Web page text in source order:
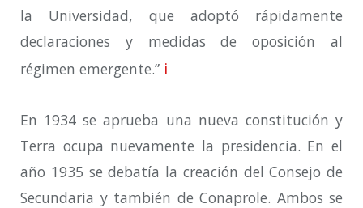
la Universidad, que adoptó rápidamente
declaraciones y medidas de oposición al
régimen emergente.” i
En 1934 se aprueba una nueva constitución y
Terra ocupa nuevamente la presidencia. En el
año 1935 se debatía la creación del Consejo de
Secundaria y también de Conaprole. Ambos se